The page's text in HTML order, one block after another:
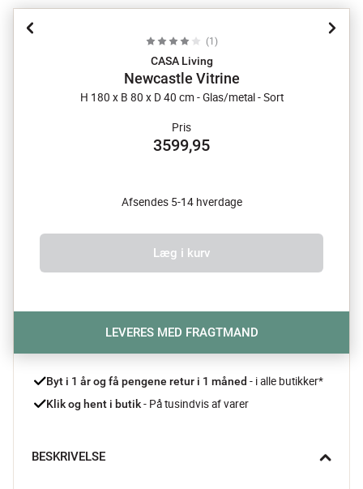
(1 )
CASA Living
Newcastle Vitrine
H 180 x B 80 x D 40 cm - Glas/metal - Sort
Pris
3599,95
Afsendes 5-14 hverdage
Læg i kurv
LEVERES MED FRAGTMAND
Byt i 1 år og få pengene retur i 1 måned - i alle butikker*
Klik og hent i butik - På tusindvis af varer
BESKRIVELSE